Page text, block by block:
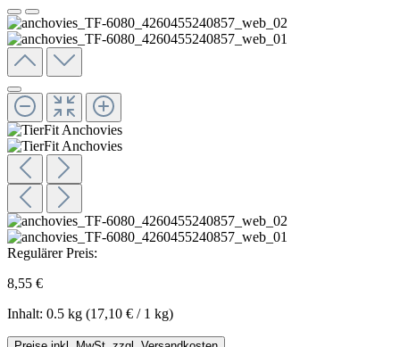
Regulärer Preis:
8,55 €
Inhalt: 0.5 kg (17,10 € / 1 kg)